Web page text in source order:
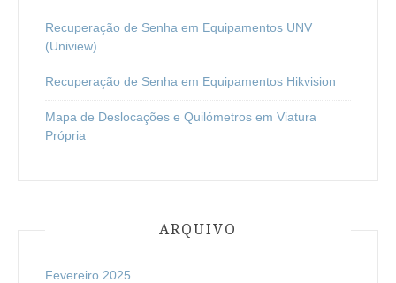
Recuperação de Senha em Equipamentos UNV
(Uniview)
Recuperação de Senha em Equipamentos Hikvision
Mapa de Deslocações e Quilómetros em Viatura
Própria
ARQUIVO
Fevereiro 2025